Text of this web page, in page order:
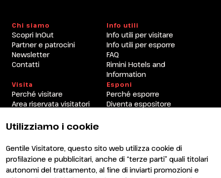
Utilizziamo i cookie
Gentile Visitatore, questo sito web utilizza cookie di
profilazione e pubblicitari, anche di “terze parti” quali titolari
autonomi del trattamento, al fine di inviarti promozioni e
Chi siamo
Scopri InOut
Partner e patrocini
Newsletter
Contatti
Info utili
Info utili per visitare
Info utili per esporre
FAQ
Rimini Hotels and
Information
Visita
Perché visitare
Area riservata visitatori
Esponi
Perché esporre
Diventa espositore